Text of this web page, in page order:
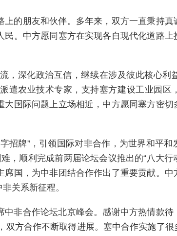
的朋友和伙伴。多年来，双方一直秉持
。中方愿同塞方在实现各自现代化道路
，深化政治互信，继续在涉及彼此核心利
遣农业技术专家，支持塞方建设工业园区
国际问题上立场相近，中方愿同塞方密
招牌”，引领国际对非合作，为世界和平
，顺利完成前两届论坛会议推出的“八大行
国，为中非团结合作作出了重要贡献。
关系新征程。
非合作论坛北京峰会。感谢中方热情款
方合作不断取得进展。塞中合作实施了